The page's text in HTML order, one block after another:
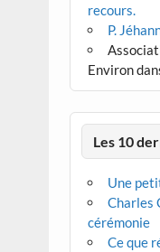
recours.
P.
Environ
Les 10
Une
Charles
cérémonie
Ce que